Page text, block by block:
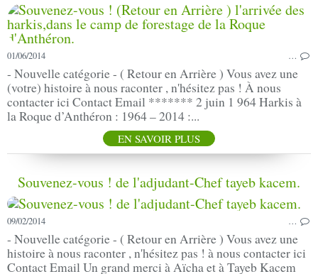
01/06/2014 …
- Nouvelle catégorie - ( Retour en Arrière ) Vous avez une
(votre) histoire à nous raconter , n'hésitez pas ! À nous
contacter ici Contact Email ******* 2 juin 1 964 Harkis à
la Roque d’Anthéron : 1964 – 2014 :...
EN SAVOIR PLUS
Souvenez-vous ! de l'adjudant-Chef tayeb kacem.
09/02/2014 …
- Nouvelle catégorie - ( Retour en Arrière ) Vous avez une
histoire à nous raconter , n'hésitez pas ! à nous contacter ici
Contact Email Un grand merci à Aïcha et à Tayeb Kacem